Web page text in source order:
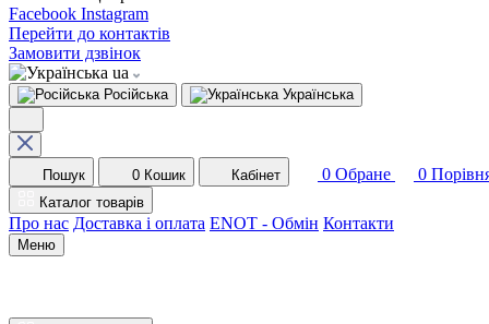
Facebook Instagram
Перейти до контактів
Замовити дзвінок
ua
Російська Українська
Пошук 0 Кошик Кабінет 0 Обране 0
Каталог товарів
Про нас Доставка і оплата ENOT - Обмін Контакти
Меню